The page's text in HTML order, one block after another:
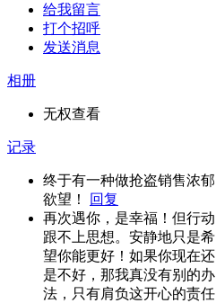
给我留言
打个招呼
发送消息
相册
无权查看
记录
终于有一种做抢盗销售浓郁
欲望！
回复
再次遇你，是幸福！但行动
跟不上思想。安静地只是希
望你能更好！如果你现在还
是不好，那我真没有别的办
法，只有肩负这开心的责任